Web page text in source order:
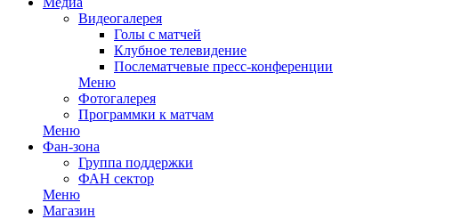
Видеогалерея
Голы с матчей
Клубное телевидение
Послематчевые пресс-конференции
Меню
Фотогалерея
Программки к матчам
Меню
Фан-зона
Группа поддержки
ФАН сектор
Меню
Магазин